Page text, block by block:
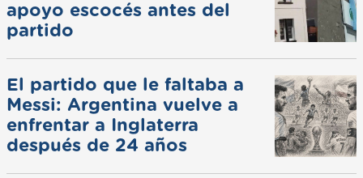
apoyo escocés antes del
partido
El partido que le faltaba a
Messi: Argentina vuelve a
enfrentar a Inglaterra
después de 24 años